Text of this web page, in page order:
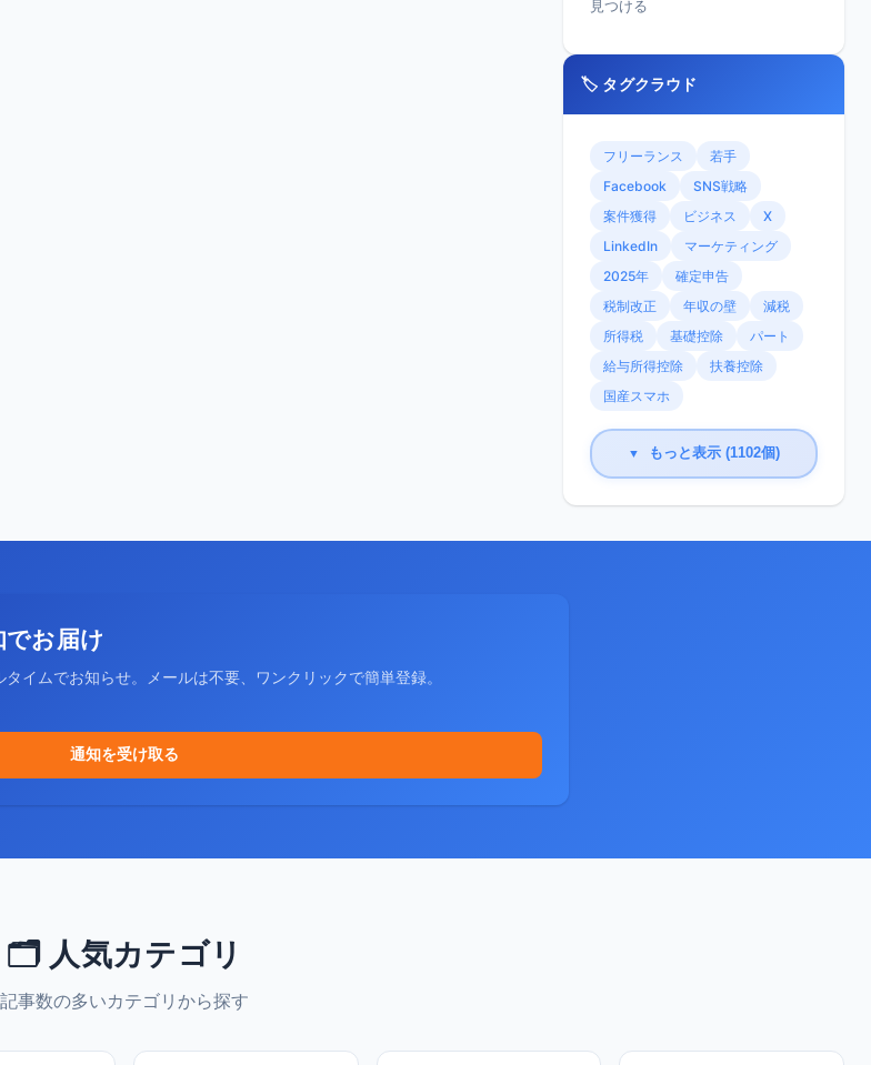
見つける
🏷️ タグクラウド
フリーランス
若手
Facebook
SNS戦略
案件獲得
ビジネス
X
LinkedIn
マーケティング
2025年
確定申告
税制改正
年収の壁
減税
所得税
基礎控除
パート
給与所得控除
扶養控除
国産スマホ
▼ もっと表示 (1102個)
お届け
イムでお知らせ。メールは不要、ワンクリックで簡単登録。
通知を受け取る
🗂️ 人気カテゴリ
記事数の多いカテゴリから探す